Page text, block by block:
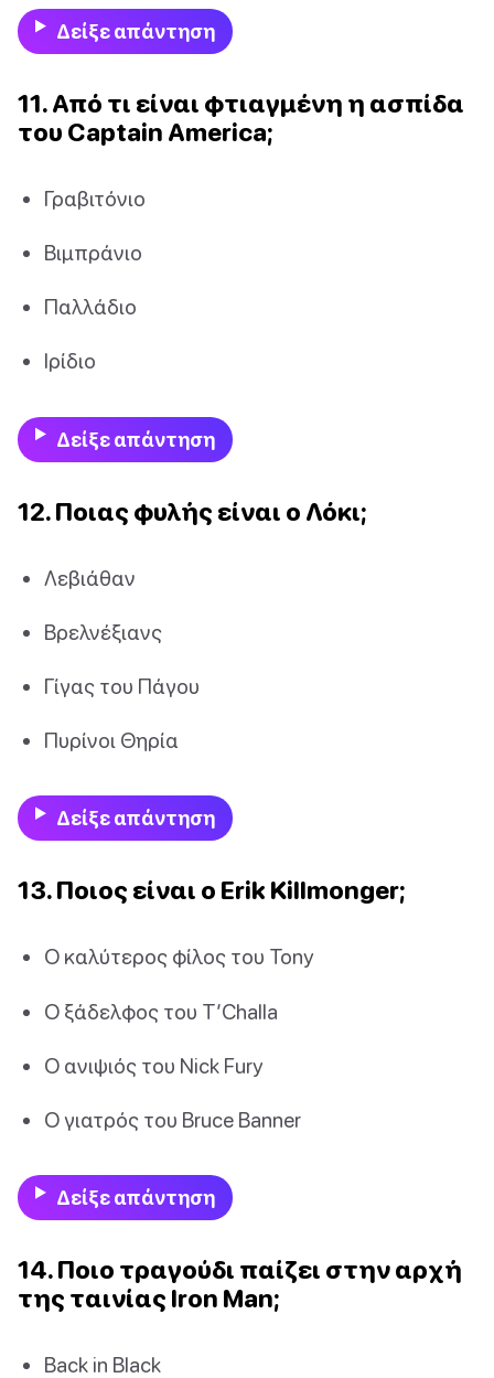
Δείξε απάντηση
11. Από τι είναι φτιαγμένη η ασπίδα
του Captain America;
Γραβιτόνιο
Βιμπράνιο
Παλλάδιο
Ιρίδιο
Δείξε απάντηση
12. Ποιας φυλής είναι ο Λόκι;
Λεβιάθαν
Βρελνέξιανς
Γίγας του Πάγου
Πυρίνοι Θηρία
Δείξε απάντηση
13. Ποιος είναι ο Erik Killmonger;
Ο καλύτερος φίλος του Tony
Ο ξάδελφος του T’Challa
Ο ανιψιός του Nick Fury
Ο γιατρός του Bruce Banner
Δείξε απάντηση
14. Ποιο τραγούδι παίζει στην αρχή
της ταινίας Iron Man;
Back in Black